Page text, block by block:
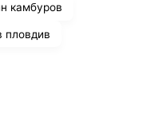
камбуров
пловдив